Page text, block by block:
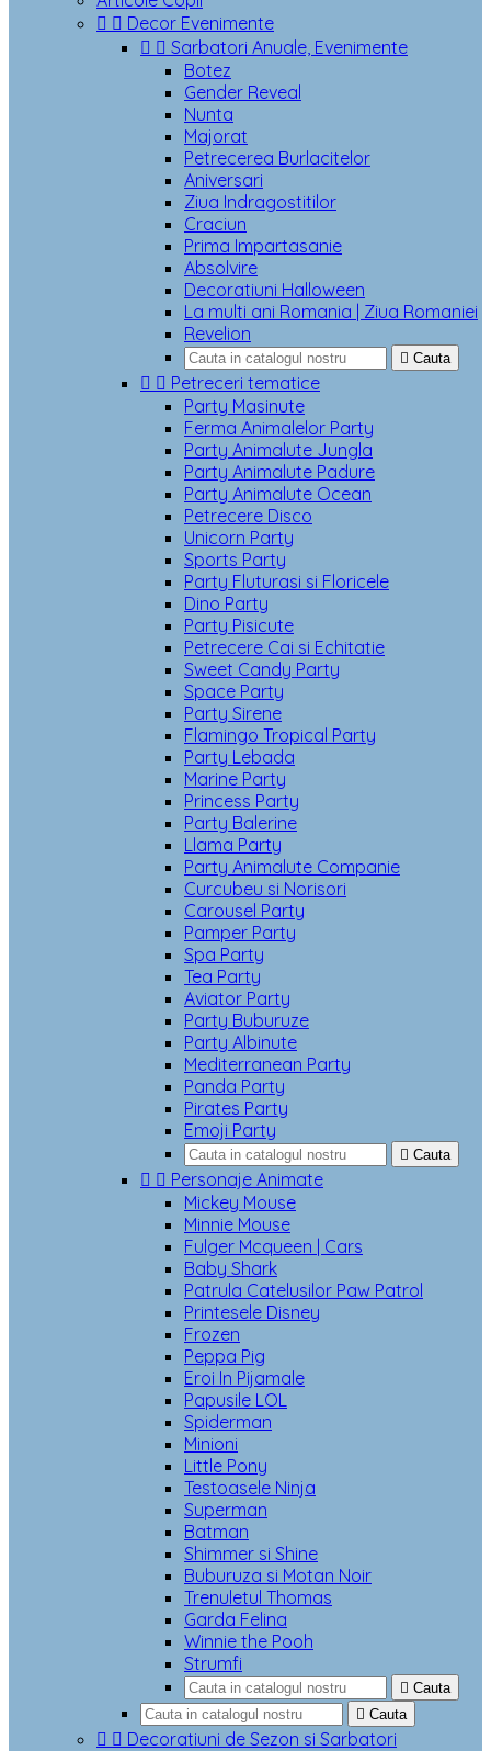
  Decor Evenimente
  Sarbatori Anuale, Evenimente
Botez
Gender Reveal
Nunta
Majorat
Petrecerea Burlacitelor
Aniversari
Ziua Indragostitilor
Craciun
Prima Impartasanie
Absolvire
Decoratiuni Halloween
La multi ani Romania | Ziua Romaniei
Revelion
 Cauta
  Petreceri tematice
Party Masinute
Ferma Animalelor Party
Party Animalute Jungla
Party Animalute Padure
Party Animalute Ocean
Petrecere Disco
Unicorn Party
Sports Party
Party Fluturasi si Floricele
Dino Party
Party Pisicute
Petrecere Cai si Echitatie
Sweet Candy Party
Space Party
Party Sirene
Flamingo Tropical Party
Party Lebada
Marine Party
Princess Party
Party Balerine
Llama Party
Party Animalute Companie
Curcubeu si Norisori
Carousel Party
Pamper Party
Spa Party
Tea Party
Aviator Party
Party Buburuze
Party Albinute
Mediterranean Party
Panda Party
Pirates Party
Emoji Party
 Cauta
  Personaje Animate
Mickey Mouse
Minnie Mouse
Fulger Mcqueen | Cars
Baby Shark
Patrula Catelusilor Paw Patrol
Printesele Disney
Frozen
Peppa Pig
Eroi In Pijamale
Papusile LOL
Spiderman
Minioni
Little Pony
Testoasele Ninja
Superman
Batman
Shimmer si Shine
Buburuza si Motan Noir
Trenuletul Thomas
Garda Felina
Winnie the Pooh
Strumfi
 Cauta
 Cauta
  Decoratiuni de Sezon si Sarbatori